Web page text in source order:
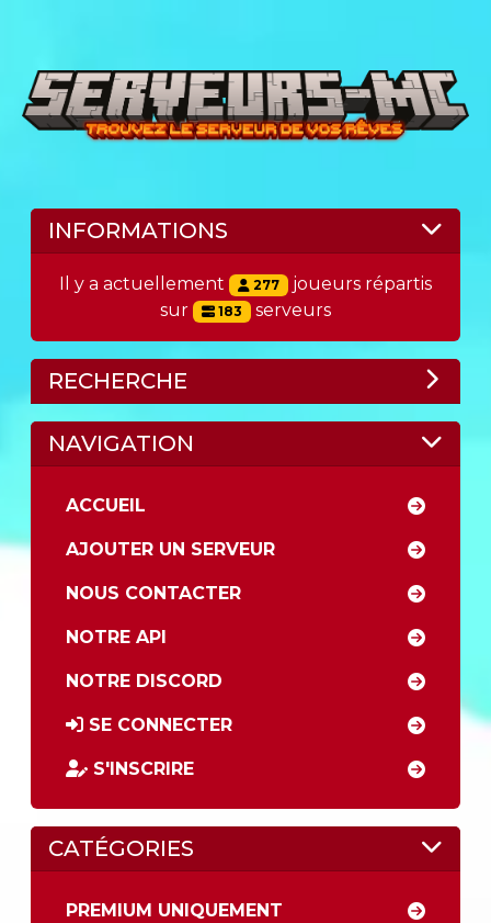
INFORMATIONS
Il y a actuellement 277 joueurs répartis
sur
183 serveurs
RECHERCHE
NAVIGATION
ACCUEIL
AJOUTER UN SERVEUR
NOUS CONTACTER
NOTRE API
NOTRE DISCORD
SE CONNECTER
S'INSCRIRE
CATÉGORIES
PREMIUM UNIQUEMENT